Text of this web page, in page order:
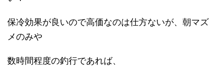
保冷効果が良いので高価なのは仕方ないが、朝マズ
メのみや
数時間程度の釣行であれば、